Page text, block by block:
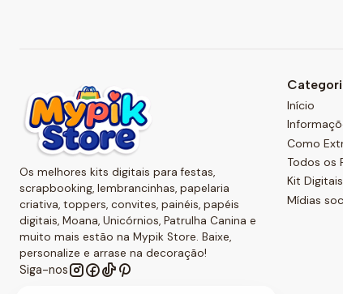
Os melhores kits digitais para festas,
scrapbooking, lembrancinhas, papelaria
criativa, toppers, convites, painéis, papéis
digitais, Moana, Unicórnios, Patrulha Canina e
muito mais estão na Mypik Store. Baixe,
personalize e arrase na decoração!
Siga-nos
Início
Como
Todos os
Kit Digitais
Mídias